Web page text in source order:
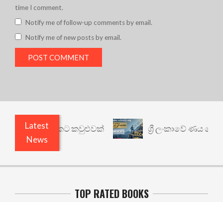
time I comment.
Notify me of follow-up comments by email.
Notify me of new posts by email.
Latest
News
යථාර්ථයකට කවුළුවක් ශ්‍රී ලංකාවේ ණය
TOP RATED BOOKS